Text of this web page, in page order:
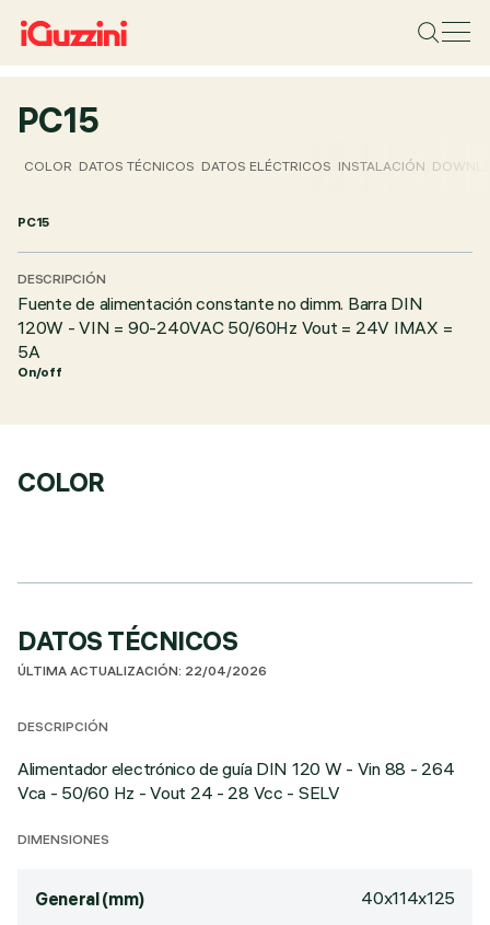
PC15
COLOR DATOS TÉCNICOS DATOS ELÉCTRICOS INSTALACIÓN
PC15
DESCRIPCIÓN
Fuente de alimentación constante no dimm. Barra DIN
120W - VIN = 90-240VAC 50/60Hz Vout = 24V IMAX =
5A
On/off
COLOR
DATOS TÉCNICOS
ÚLTIMA ACTUALIZACIÓN: 22/04/2026
DESCRIPCIÓN
Alimentador electrónico de guía DIN 120 W - Vin 88 - 264
Vca - 50/60 Hz - Vout 24 - 28 Vcc - SELV
DIMENSIONES
General (mm) 40x114x125